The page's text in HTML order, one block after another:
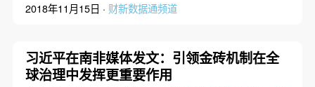
2018年11月15日 · 财新数据通频道
习近平在南非媒体发文：引领金砖机制在全
球治理中发挥更重要作用